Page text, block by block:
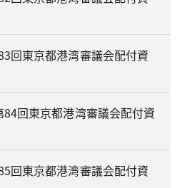
回東京都港湾審議会配付資
回東京都港湾審議会配付資
回東京都港湾審議会配付資